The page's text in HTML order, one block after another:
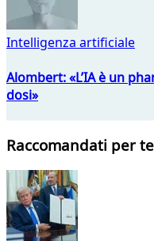
Intelligenza artificiale
Alombert: «L’IA è un
dosi»
Raccomandati per te